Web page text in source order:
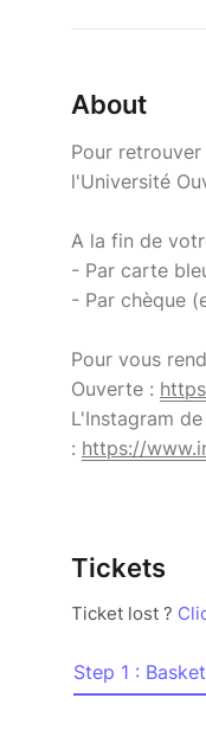
About
Pour
l'Université
A la fin de
- Par carte
- Par chèque
Pour vous
Ouverte :
L'Instagram
: https://
Tickets